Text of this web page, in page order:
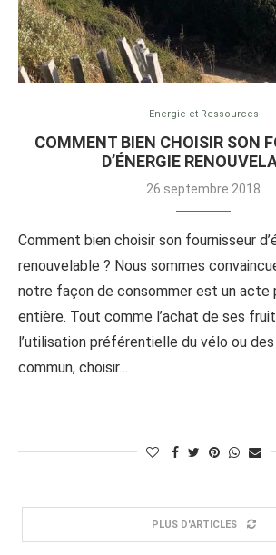
Energie et Ressources
COMMENT BIEN CHOISIR SON
D’ÉNERGIE
26 septembre 2018
Comment bien choisir son fournisseur
renouvelable ? Nous sommes
notre façon de consommer est un acte
entière. Tout comme l’achat de ses
l’utilisation préférentielle du vélo ou
commun, choisir…
PLUS D'ARTICLES